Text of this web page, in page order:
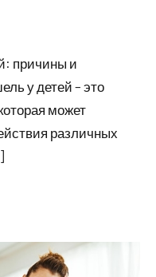
причины и
у детей – это
может
различных